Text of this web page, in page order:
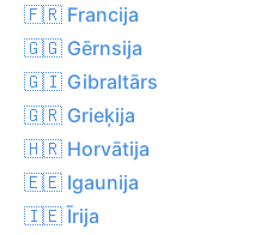
🇫🇷 Francija
🇬🇬 Gērnsija
🇬🇮 Gibraltārs
🇬🇷 Grieķija
🇭🇷 Horvātija
🇪🇪 Igaunija
🇮🇪 Īrija